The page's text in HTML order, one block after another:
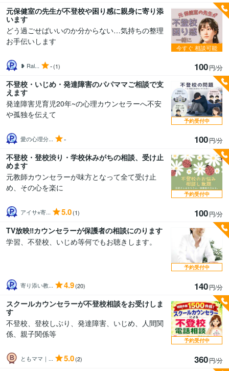
元保健室の先生が不登校や困り感に親身に寄り添
います
どう過ごせばいいのか分からない…気持ちの整理
お手伝いします
❥ Ral... -(1) 100円/分
今すぐ 相談可能
不登校・いじめ・発達障害のパパママご相談で支
えます
発達障害児育児20年~の心理カウンセラーへ不安
や孤独を伝えて
愛の心理分... - 100円/分
予約受付中
不登校・登校渋り・学校休みがちの相談、受け止
めます
元教師カウンセラーが味方となって全て受け止
め、その心を楽に
アイサ⋆寄... 5.0(1) 100円/分
予約受付中
TV放映‼️カウンセラーが保護者の相談にのります
学習、不登校、いじめ等何でもお聴きします。
寄り添い教... 4.9(20) 140円/分
予約受付中
スクールカウンセラーが不登校相談をお受けしま
す
不登校、登校しぶり、発達障害、いじめ、人間関
係、親子関係等
ともママ｜... 5.0(2) 360円/分
予約受付中